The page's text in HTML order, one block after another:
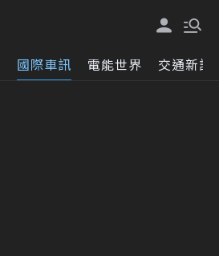
國際車訊 電能世界 交通新訊